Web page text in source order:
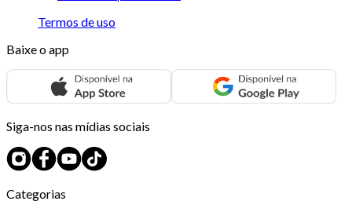
Termos de uso
Baixe o app
Siga-nos nas mídias sociais
Categorias